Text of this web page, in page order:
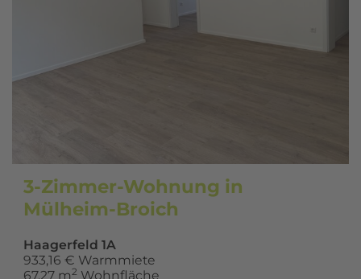
3-Zimmer-Wohnung in
Mülheim-Broich
Haagerfeld 1A
933,16 € Warmmiete
67,27 m2 Wohnfläche